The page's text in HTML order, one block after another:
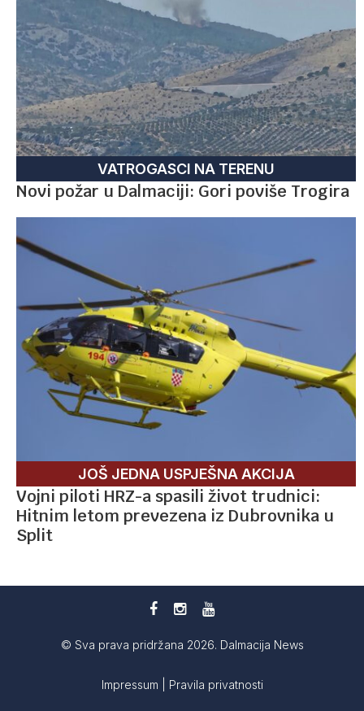
VATROGASCI NA TERENU
Novi požar u Dalmaciji: Gori poviše Trogira
JOŠ JEDNA USPJEŠNA AKCIJA
Vojni piloti HRZ-a spasili život trudnici:
Hitnim letom prevezena iz Dubrovnika u
Split
© Sva prava pridržana 2026. Dalmacija News
Impressum Pravila privatnosti